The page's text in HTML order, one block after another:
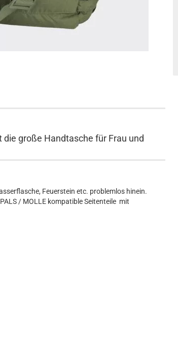
die große Handtasche für Frau und
Feuerstein etc. problemlos hinein.
/ MOLLE kompatible Seitenteile mit